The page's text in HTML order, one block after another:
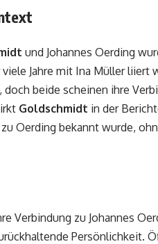
und Johannes Oerding
Jahre mit Ina Müller liiert
beide scheinen ihre
Goldschmidt in der
Oerding bekannt wurde,
Verbindung zu Johannes
Persönlichkeit.